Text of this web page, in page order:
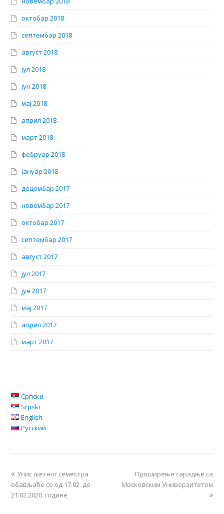
октобар 2018
септембар 2018
август 2018
јул 2018
јун 2018
мај 2018
април 2018
март 2018
фебруар 2018
јануар 2018
децембар 2017
новембар 2017
октобар 2017
септембар 2017
август 2017
јул 2017
јун 2017
мај 2017
април 2017
март 2017
Српски
Srpski
English
Русский
Упис љетног семестра
обављаће се од 17.02. до
21.02.2020. године
Проширење сарадње са
Московским Универзитетом